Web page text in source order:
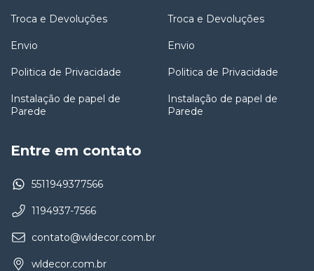
Troca e Devoluções
Envio
Politica de Privacidade
Instalação de papel de
Parede
Troca e Devoluções
Envio
Politica de Privacidade
Instalação de papel de
Parede
Entre em contato
5511949377566
1194937-7566
contato@wldecor.com.br
wldecor.com.br